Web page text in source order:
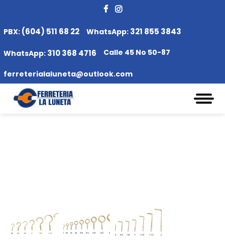
PBX: (604) 511 68 22 WhatsApp: 321 855 3843
WhatsApp: 310 368 4716 Calle 45 No 50-87
ferreterialaluneta@outlook.com